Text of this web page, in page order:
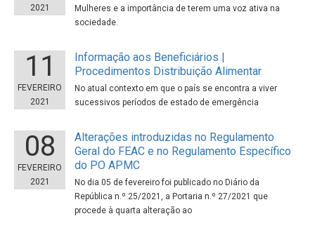
2021
Mulheres e a importância de terem uma voz ativa na
sociedade.
11
FEVEREIRO
2021
Informação aos Beneficiários |
Procedimentos Distribuição Alimentar
No atual contexto em que o país se encontra a viver
sucessivos períodos de estado de emergência
08
FEVEREIRO
2021
Alterações introduzidas no Regulamento
Geral do FEAC e no Regulamento Específico
do PO APMC
No dia 05 de fevereiro foi publicado no Diário da
República n.º 25/2021, a Portaria n.º 27/2021 que
procede à quarta alteração ao